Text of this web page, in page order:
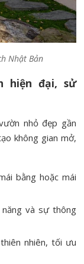
Nhật Bản
hiện đại, sử
nhỏ đẹp gần
không gian mở,
bằng hoặc mái
và sự thông
nhiên, tối ưu